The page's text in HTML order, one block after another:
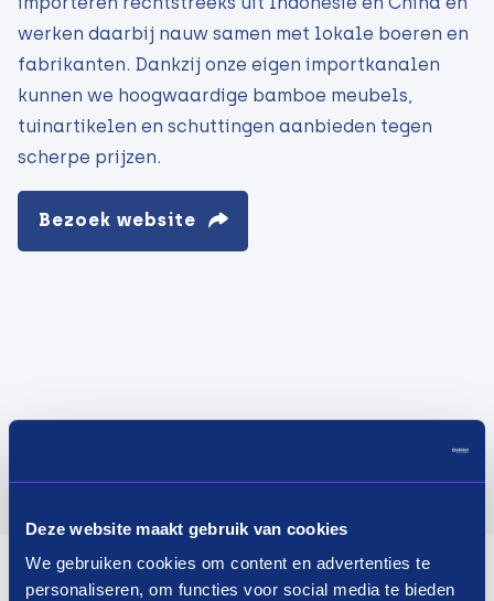
Deze website maakt gebruik van cookies
We gebruiken cookies om content en advertenties te
personaliseren, om functies voor social media te bieden
werken daarbij nauw samen met lokale boeren en
fabrikanten. Dankzij onze eigen importkanalen
kunnen we hoogwaardige bamboe meubels,
tuinartikelen en schuttingen aanbieden tegen
scherpe prijzen.
Bezoek website